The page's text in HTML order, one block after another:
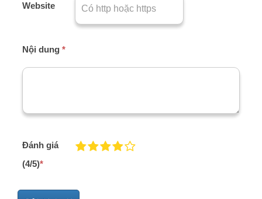
Website
Nội dung *
Đánh giá
(4/5)*